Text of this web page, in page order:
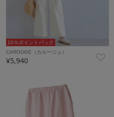
10％ポイントバック
CAROUGE（カルージュ）
¥5,940